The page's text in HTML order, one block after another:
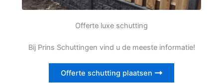
Offerte luxe schutting
Bij Prins Schuttingen vind u de meeste informatie!
Offerte schutting plaatsen